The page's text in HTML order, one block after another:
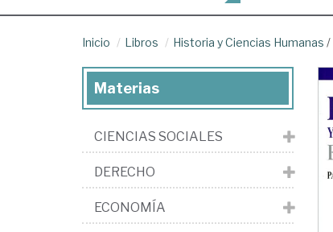
Inicio Libros Historia y Ciencias Humanas /
Materias
CIENCIAS SOCIALES
DERECHO
ECONOMÍA